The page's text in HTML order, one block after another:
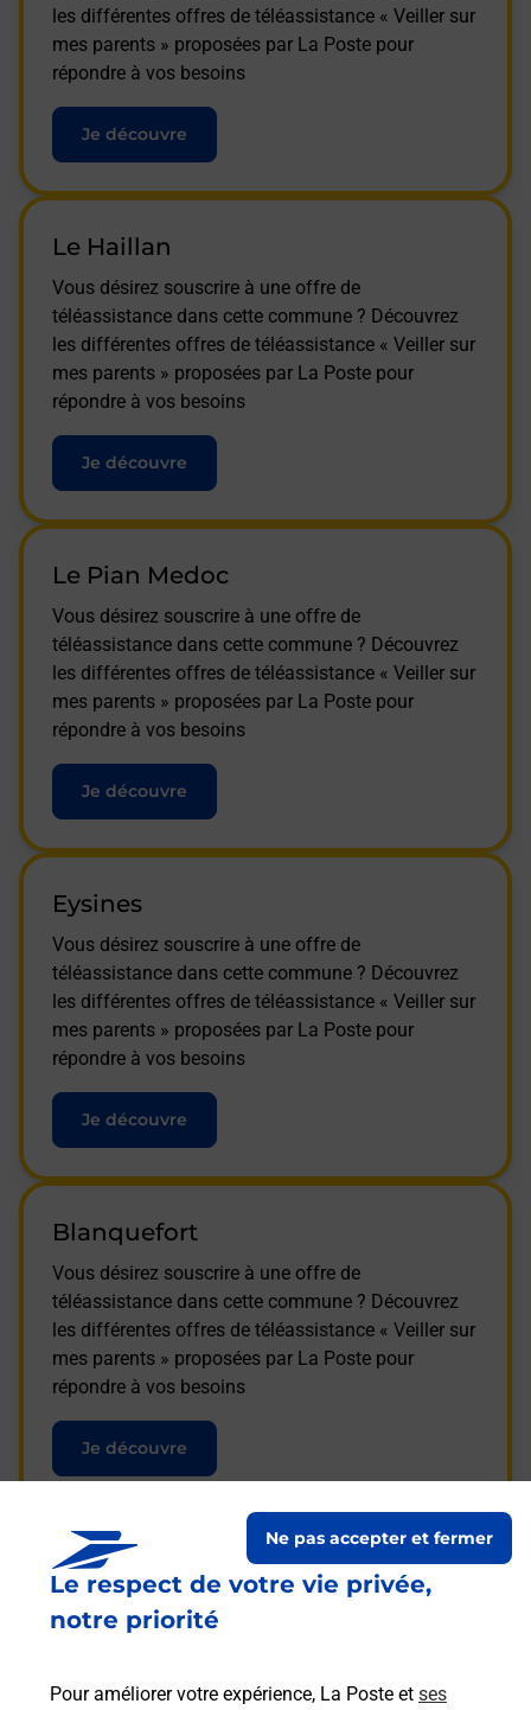
Le respect de votre vie privée,
notre priorité
Pour améliorer votre expérience, La Poste et ses
Ne pas accepter et fermer
les différentes offres de téléassistance « Veiller sur
mes parents » proposées par La Poste pour
répondre à vos besoins
Je découvre
Le Haillan
Vous désirez souscrire à une offre de
téléassistance dans cette commune ? Découvrez
les différentes offres de téléassistance « Veiller sur
mes parents » proposées par La Poste pour
répondre à vos besoins
Je découvre
Le Pian Medoc
Vous désirez souscrire à une offre de
téléassistance dans cette commune ? Découvrez
les différentes offres de téléassistance « Veiller sur
mes parents » proposées par La Poste pour
répondre à vos besoins
Je découvre
Eysines
Vous désirez souscrire à une offre de
téléassistance dans cette commune ? Découvrez
les différentes offres de téléassistance « Veiller sur
mes parents » proposées par La Poste pour
répondre à vos besoins
Je découvre
Blanquefort
Vous désirez souscrire à une offre de
téléassistance dans cette commune ? Découvrez
les différentes offres de téléassistance « Veiller sur
mes parents » proposées par La Poste pour
répondre à vos besoins
Je découvre
Questions fréquemment
posées